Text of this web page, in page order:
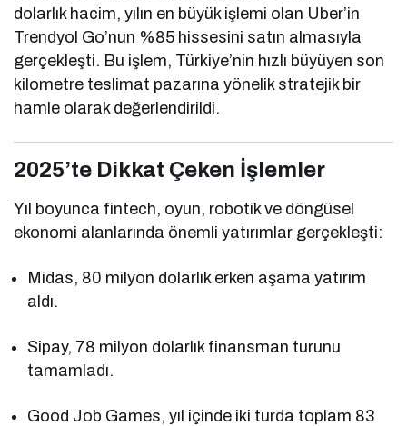
dolarlık hacim, yılın en büyük işlemi olan Uber’in
Trendyol Go’nun %85 hissesini satın almasıyla
gerçekleşti. Bu işlem, Türkiye’nin hızlı büyüyen son
kilometre teslimat pazarına yönelik stratejik bir
hamle olarak değerlendirildi.
2025’te Dikkat Çeken İşlemler
Yıl boyunca fintech, oyun, robotik ve döngüsel
ekonomi alanlarında önemli yatırımlar gerçekleşti:
Midas, 80 milyon dolarlık erken aşama yatırım
aldı.
Sipay, 78 milyon dolarlık finansman turunu
tamamladı.
Good Job Games, yıl içinde iki turda toplam 83